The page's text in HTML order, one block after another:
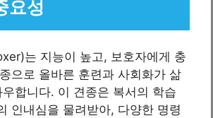
요성
는 지능이 높고, 보호자에게 충
으로 올바른 훈련과 사회화가 삶
합니다. 이 견종은 복서의 학습
인내심을 물려받아, 다양한 명령